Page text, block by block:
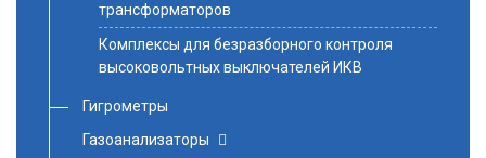
трансформаторов
Комплексы для безразборного контроля
высоковольтных выключателей ИКВ
Гигрометры
Газоанализаторы